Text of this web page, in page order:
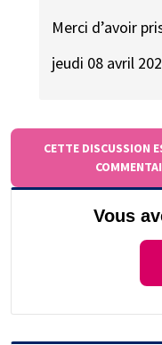
Merci d’avoir
jeudi 08 avril
CETTE DISCUSSION
Vous